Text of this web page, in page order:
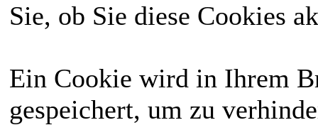
Sie, ob Sie diese Cookies
Ein Cookie wird in Ihrem
gespeichert, um zu